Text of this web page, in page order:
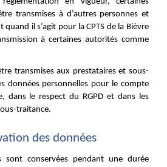
transmises à d’autres personnes et
il s’agit pour la CPTS de la Bièvre
à certaines autorités comme
transmises aux prestataires et sous-
données personnelles pour le compte
dans le respect du RGPD et dans les
traitance.
des données
sont conservées pendant une durée